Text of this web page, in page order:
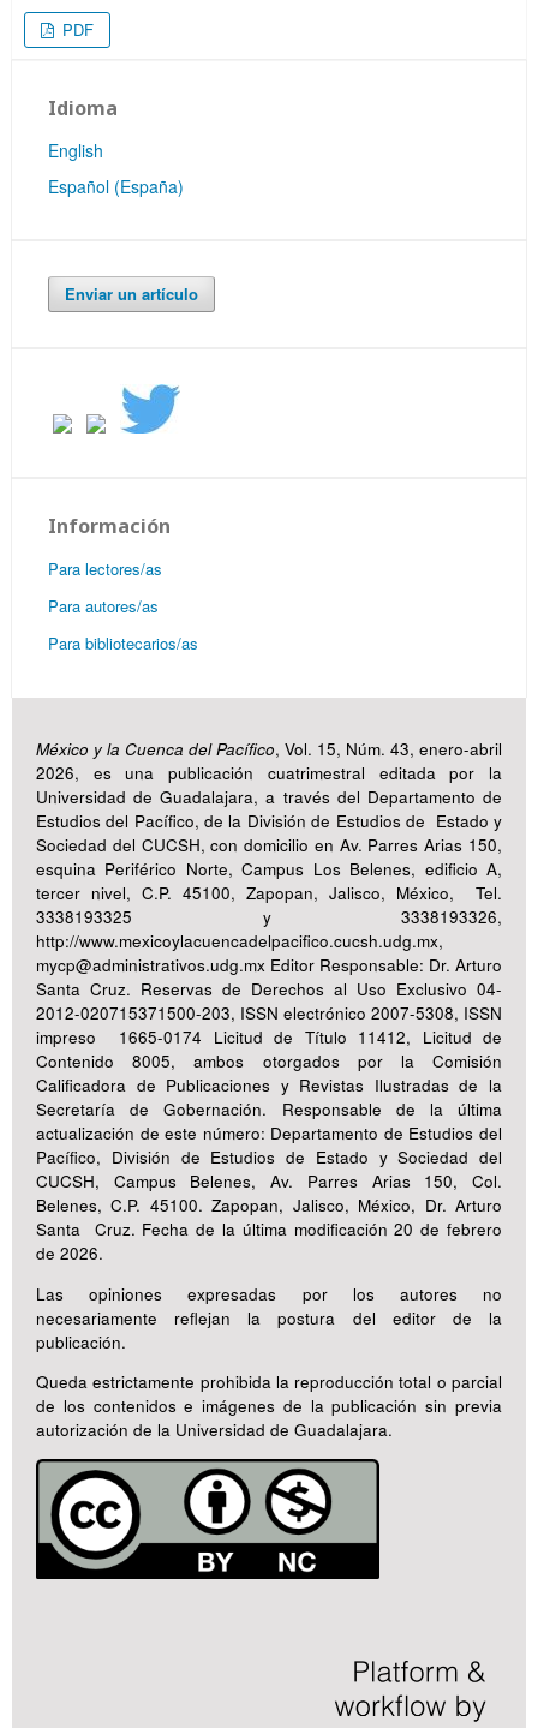
PDF
Idioma
English
Español (España)
Enviar un artículo
Información
Para lectores/as
Para autores/as
Para bibliotecarios/as
México y la Cuenca del Pacífico, Vol. 15, Núm. 43, enero-abril
2026, es una publicación cuatrimestral editada por la
Universidad de Guadalajara, a través del Departamento de
Estudios del Pacífico, de la División de Estudios de Estado y
Sociedad del CUCSH, con domicilio en Av. Parres Arias 150,
esquina Periférico Norte, Campus Los Belenes, edificio A,
tercer nivel, C.P. 45100, Zapopan, Jalisco, México, Tel.
3338193325 y 3338193326,
http://www.mexicoylacuencadelpacifico.cucsh.udg.mx,
mycp@administrativos.udg.mx Editor Responsable: Dr. Arturo
Santa Cruz. Reservas de Derechos al Uso Exclusivo 04-
2012-020715371500-203, ISSN electrónico 2007-5308, ISSN
impreso 1665-0174 Licitud de Título 11412, Licitud de
Contenido 8005, ambos otorgados por la Comisión
Calificadora de Publicaciones y Revistas Ilustradas de la
Secretaría de Gobernación. Responsable de la última
actualización de este número: Departamento de Estudios del
Pacífico, División de Estudios de Estado y Sociedad del
CUCSH, Campus Belenes, Av. Parres Arias 150, Col.
Belenes, C.P. 45100. Zapopan, Jalisco, México, Dr. Arturo
Santa Cruz. Fecha de la última modificación 20 de febrero
de 2026.
Las opiniones expresadas por los autores no
necesariamente reflejan la postura del editor de la
publicación.
Queda estrictamente prohibida la reproducción total o parcial
de los contenidos e imágenes de la publicación sin previa
autorización de la Universidad de Guadalajara.